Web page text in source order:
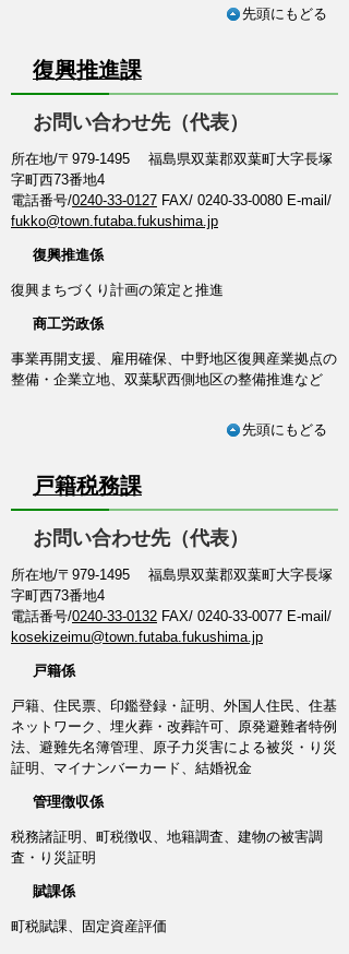
先頭にもどる
復興推進課
お問い合わせ先（代表）
所在地/〒979-1495 福島県双葉郡双葉町大字長塚
字町西73番地4
電話番号/0240-33-0127 FAX/ 0240-33-0080 E-mail/
fukko@town.futaba.fukushima.jp
復興推進係
復興まちづくり計画の策定と推進
商工労政係
事業再開支援、雇用確保、中野地区復興産業拠点の
整備・企業立地、双葉駅西側地区の整備推進など
先頭にもどる
戸籍税務課
お問い合わせ先（代表）
所在地/〒979-1495 福島県双葉郡双葉町大字長塚
字町西73番地4
電話番号/0240-33-0132 FAX/ 0240-33-0077 E-mail/
kosekizeimu@town.futaba.fukushima.jp
戸籍係
戸籍、住民票、印鑑登録・証明、外国人住民、住基
ネットワーク、埋火葬・改葬許可、原発避難者特例
法、避難先名簿管理、原子力災害による被災・り災
証明、マイナンバーカード、結婚祝金
管理徴収係
税務諸証明、町税徴収、地籍調査、建物の被害調
査・り災証明
賦課係
町税賦課、固定資産評価